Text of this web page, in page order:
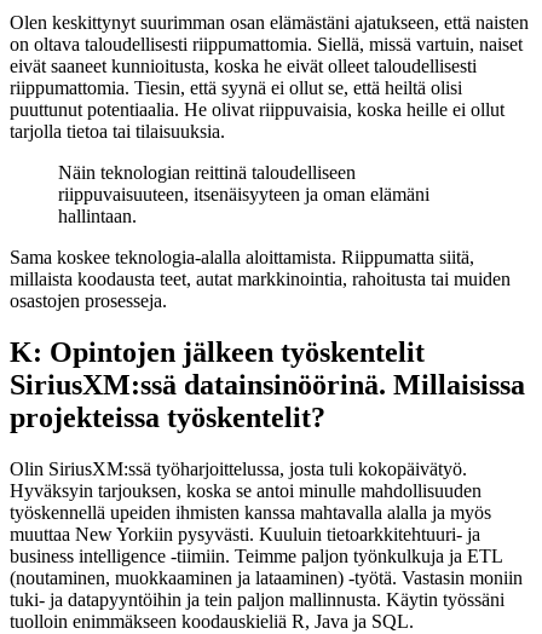
Olen keskittynyt suurimman osan elämästäni ajatukseen, että naisten
on oltava taloudellisesti riippumattomia. Siellä, missä vartuin, naiset
eivät saaneet kunnioitusta, koska he eivät olleet taloudellisesti
riippumattomia. Tiesin, että syynä ei ollut se, että heiltä olisi
puuttunut potentiaalia. He olivat riippuvaisia, koska heille ei ollut
tarjolla tietoa tai tilaisuuksia.
Näin teknologian reittinä taloudelliseen
riippuvaisuuteen, itsenäisyyteen ja oman elämäni
hallintaan.
Sama koskee teknologia-alalla aloittamista. Riippumatta siitä,
millaista koodausta teet, autat markkinointia, rahoitusta tai muiden
osastojen prosesseja.
K: Opintojen jälkeen työskentelit
SiriusXM:ssä datainsinöörinä. Millaisissa
projekteissa työskentelit?
Olin SiriusXM:ssä työharjoittelussa, josta tuli kokopäivätyö.
Hyväksyin tarjouksen, koska se antoi minulle mahdollisuuden
työskennellä upeiden ihmisten kanssa mahtavalla alalla ja myös
muuttaa New Yorkiin pysyvästi. Kuuluin tietoarkkitehtuuri- ja
business intelligence -tiimiin. Teimme paljon työnkulkuja ja ETL
(noutaminen, muokkaaminen ja lataaminen) -työtä. Vastasin moniin
tuki- ja datapyyntöihin ja tein paljon mallinnusta. Käytin työssäni
tuolloin enimmäkseen koodauskieliä R, Java ja SQL.